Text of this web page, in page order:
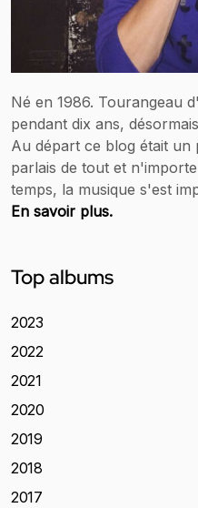
Né en 1986. Tourangeau
pendant dix ans,
Au départ ce blog était un
parlais de tout et
temps, la musique s'est
En savoir plus.
Top albums
2023
2022
2021
2020
2019
2018
2017